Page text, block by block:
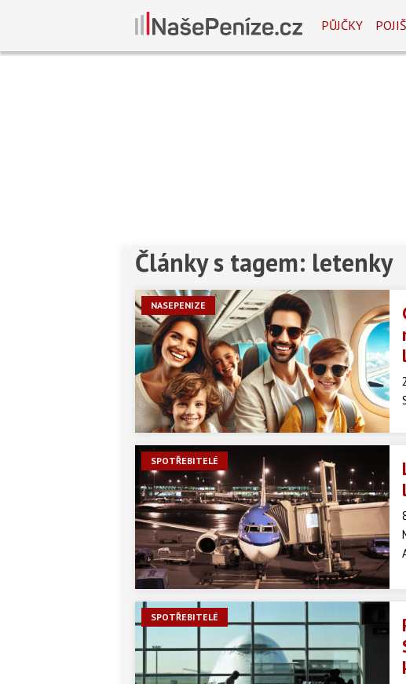
PŮJČKY
Články s tagem: letenky
NASEPENIZE
SPOTŘEBITELÉ
SPOTŘEBITELÉ
Předchozí 1 2 Další